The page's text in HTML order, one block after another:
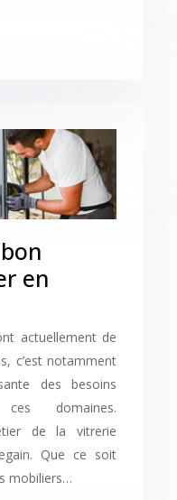
en
actuellement de
c’est notamment
des besoins
domaines.
de la vitrerie
Que ce soit
mobiliers…